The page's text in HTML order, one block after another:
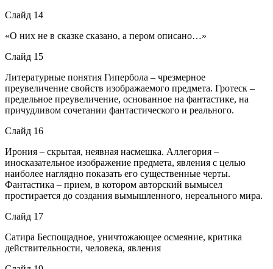
Слайд 14
«О них не в сказке сказано, а пером описано…»
Слайд 15
Литературные понятия Гипербола – чрезмерное
преувеличение свойств изображаемого предмета. Гротеск –
предельное преувеличение, основанное на фантастике, на
причудливом сочетании фантастического и реального.
Слайд 16
Ирония – скрытая, неявная насмешка. Аллегория –
иносказательное изображение предмета, явления с целью
наиболее наглядно показать его существенные черты.
Фантастика – прием, в котором авторский вымысел
простирается до создания вымышленного, нереального мира.
Слайд 17
Сатира Беспощадное, уничтожающее осмеяние, критика
действительности, человека, явления